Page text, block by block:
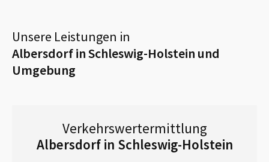
Unsere Leistungen in
Albersdorf in Schleswig-Holstein und
Umgebung
Verkehrswertermittlung
Albersdorf in Schleswig-Holstein